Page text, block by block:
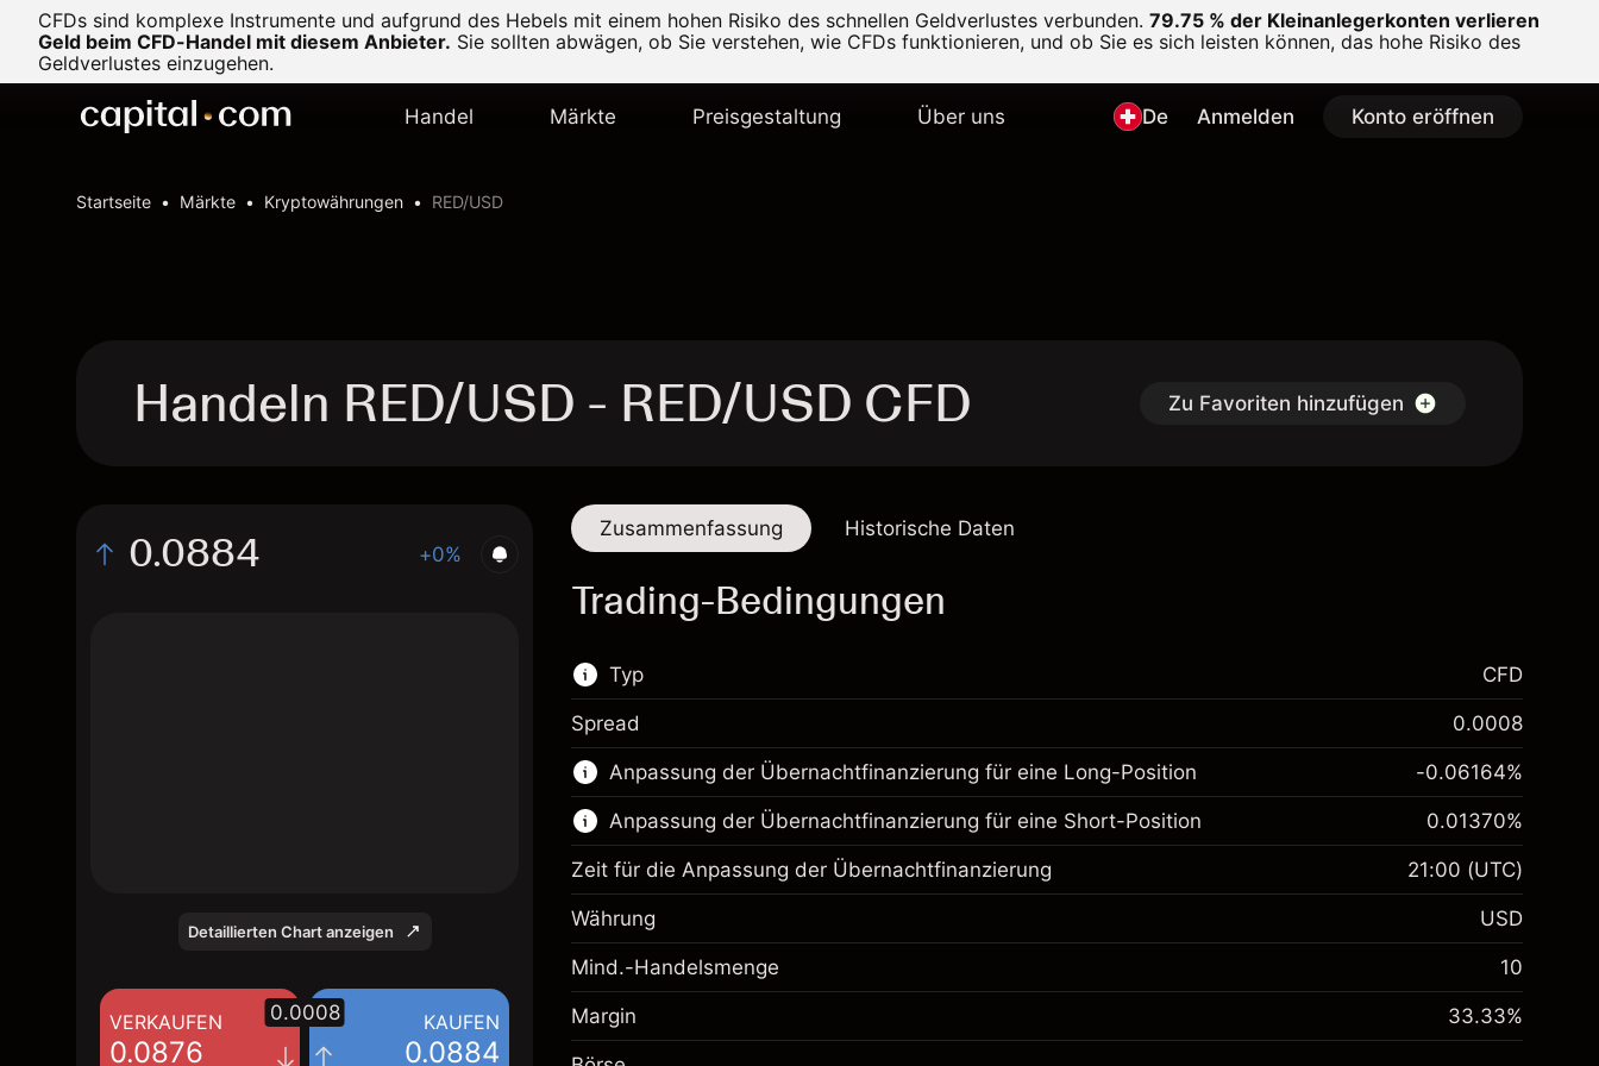
CFDs sind komplexe Instrumente und aufgrund des Hebels mit einem hohen Risiko des schnellen Geldverlustes verbunden. 79.75 % der Kleinanlegerkonten verlieren
Geld beim CFD-Handel mit diesem Anbieter. Sie sollten abwägen, ob Sie verstehen, wie CFDs funktionieren, und ob Sie es sich leisten können, das hohe Risiko des
Geldverlustes einzugehen.
Handel Märkte Preisgestaltung Über uns De Anmelden Konto eröffnen
Startseite Märkte Kryptowährungen RED/USD
Handeln RED/USD - RED/USD CFD Zu Favoriten hinzufügen
0.0884 +0%
Detaillierten Chart anzeigen
VERKAUFEN
0.0876
KAUFEN
0.0884
0.0008
Zusammenfassung Historische Daten
Trading-Bedingungen
Typ
Dieser Finanzmarkt steht für das CFD-Trading
zur Verfügung.
Erfahren Sie mehr über:
CFDs
CFD
Spread 0.0008
Anpassung der Übernachtfinanzierung für eine Long-Position
Margin. Ihre Investition
-0.06164%
Anpassung der Übernachtfinanzierung für eine Short-Position 0.01370%
Zeit für die Anpassung der Übernachtfinanzierung 21:00 (UTC)
Währung USD
Mind.-Handelsmenge 10
Margin 33.33%